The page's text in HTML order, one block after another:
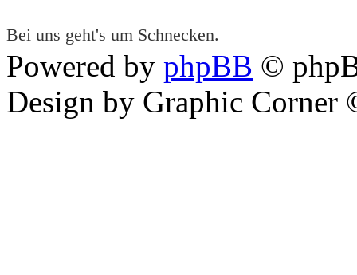
Bei uns geht's um Schnecken.
Powered by phpBB ©
Design by Graphic Corner